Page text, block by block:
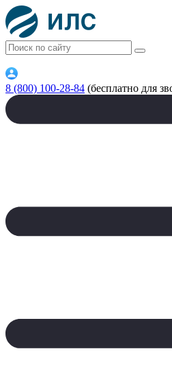
8 (800) 100-28-84 (бесплатно для